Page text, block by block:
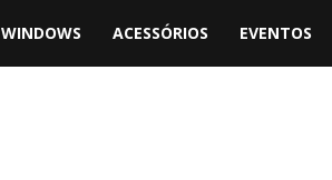
WINDOWS ACESSÓRIOS EVENTOS